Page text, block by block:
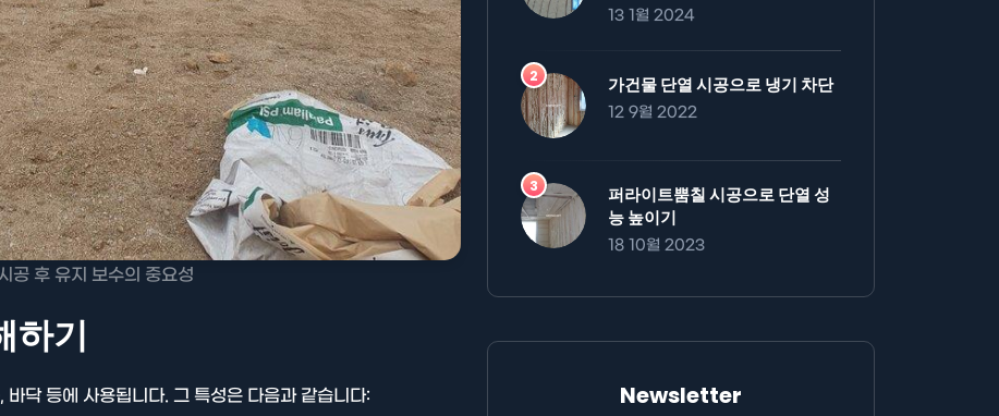
공 후 유지 보수의 중요성
하기
닥 등에 사용됩니다. 그 특성은 다음과 같습니다:
13 1월 2024
가건물 단열 시공으로 냉기 차단
12 9월 2022
퍼라이트뿜칠 시공으로 단열 성
능 높이기
18 10월 2023
Newsletter